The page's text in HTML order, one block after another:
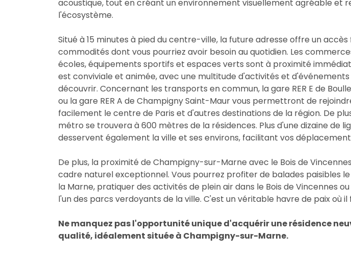
acoustique, tout en créant un environnement visuellement agréable et
l'écosystème.
Situé à 15 minutes à pied du centre-ville, la future adresse offre un
commodités dont vous pourriez avoir besoin au quotidien. Les
écoles, équipements sportifs et espaces verts sont à proximité
est conviviale et animée, avec une multitude d'activités et
découvrir. Concernant les transports en commun, la gare RER E de
ou la gare RER A de Champigny Saint-Maur vous permettront de
facilement le centre de Paris et d'autres destinations de la région. De
métro se trouvera à 600 mètres de la résidences. Plus d'une dizaine de
desservent également la ville et ses environs, facilitant vos
De plus, la proximité de Champigny-sur-Marne avec le Bois de
cadre naturel exceptionnel. Vous pourrez profiter de balades paisibles
la Marne, pratiquer des activités de plein air dans le Bois de Vincennes
l'un des parcs verdoyants de la ville. C'est un véritable havre de paix où il
Ne manquez pas l'opportunité unique d'acquérir une résidence
qualité, idéalement située à Champigny-sur-Marne.